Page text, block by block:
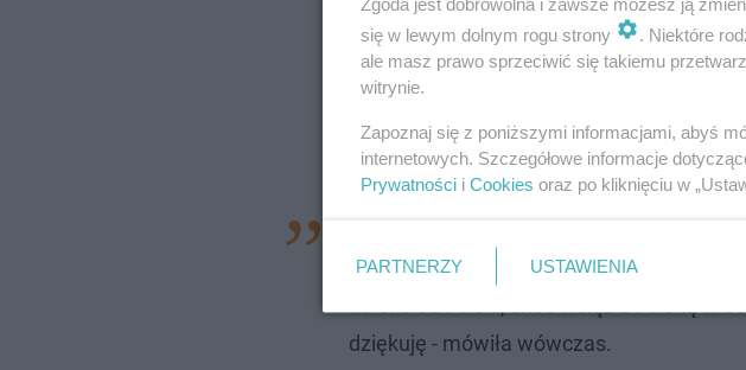
rozwijać swoje aktywności zawodowe tu,
dziękuję - mówiła wówczas.
się w lewym dolnym rogu strony
. Niektóre
ale masz prawo sprzeciwić się takiemu
witrynie.
Zapoznaj się z poniższymi informacjami, abyś
internetowych. Szczegółowe informacje
Prywatności i Cookies oraz po kliknięciu w
PARTNERZY USTAWIENIA